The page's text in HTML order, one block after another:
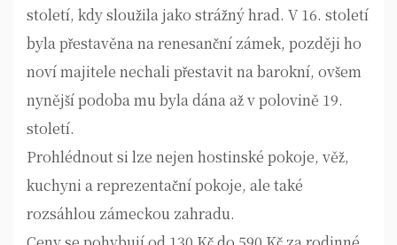
století, kdy sloužila jako strážný hrad. V 16. století
byla přestavěna na renesanční zámek, později ho
noví majitele nechali přestavit na barokní, ovšem
nynější podoba mu byla dána až v polovině 19.
století.
Prohlédnout si lze nejen hostinské pokoje, věž,
kuchyni a reprezentační pokoje, ale také
rozsáhlou zámeckou zahradu.